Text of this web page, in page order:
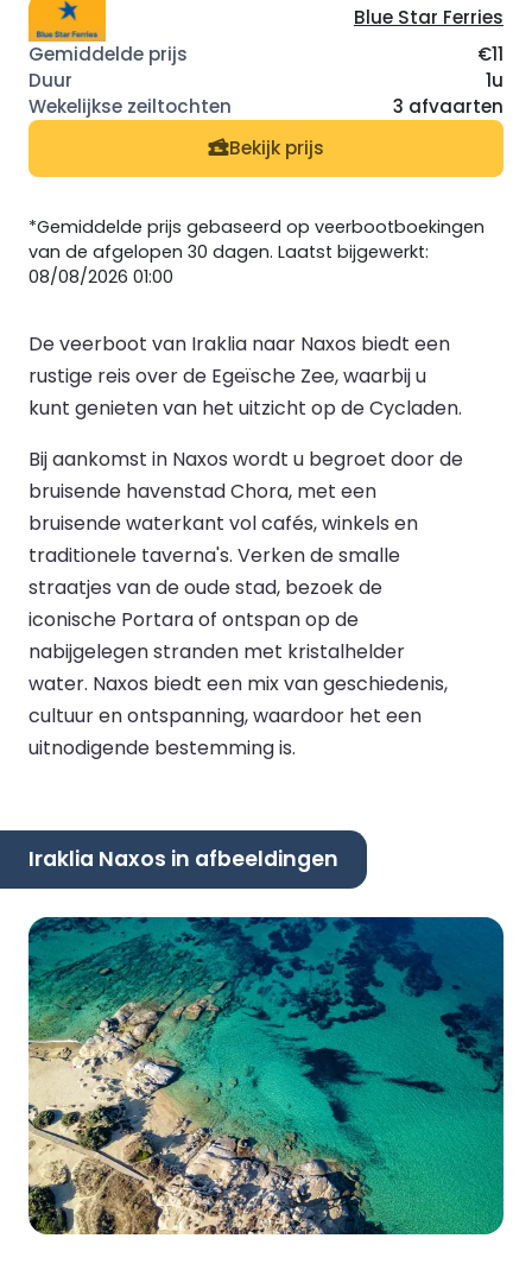
Blue Star Ferries
€11
1u
3 afvaarten
Bekijk prijs
*Gemiddelde prijs gebaseerd op veerbootboekingen
van de afgelopen 30 dagen. Laatst bijgewerkt:
08/08/2026 01:00
De veerboot van Iraklia naar Naxos biedt een
rustige reis over de Egeïsche Zee, waarbij u
kunt genieten van het uitzicht op de Cycladen.
Bij aankomst in Naxos wordt u begroet door de
bruisende havenstad Chora, met een
bruisende waterkant vol cafés, winkels en
traditionele taverna's. Verken de smalle
straatjes van de oude stad, bezoek de
iconische Portara of ontspan op de
nabijgelegen stranden met kristalhelder
water. Naxos biedt een mix van geschiedenis,
cultuur en ontspanning, waardoor het een
uitnodigende bestemming is.
Iraklia Naxos in afbeeldingen